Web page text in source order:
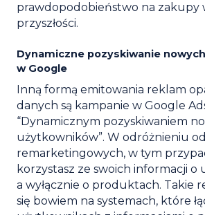
prawdopodobieństwo na zakupy
przyszłości.
Dynamiczne pozyskiwanie
w Google
Inną formą emitowania reklam
danych są kampanie w Google
“Dynamicznym pozyskiwaniem
użytkowników”. W odróżnieniu
remarketingowych, w tym
korzystasz ze swoich informacji o
a wyłącznie o produktach. Takie
się bowiem na systemach, które